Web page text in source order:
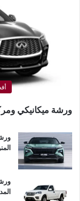
ورشة ميكانيكي